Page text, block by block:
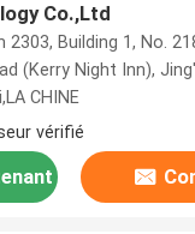
Co.,Ltd
2303, Building 1, No.
(Kerry Night Inn),
CHINE
vérifié